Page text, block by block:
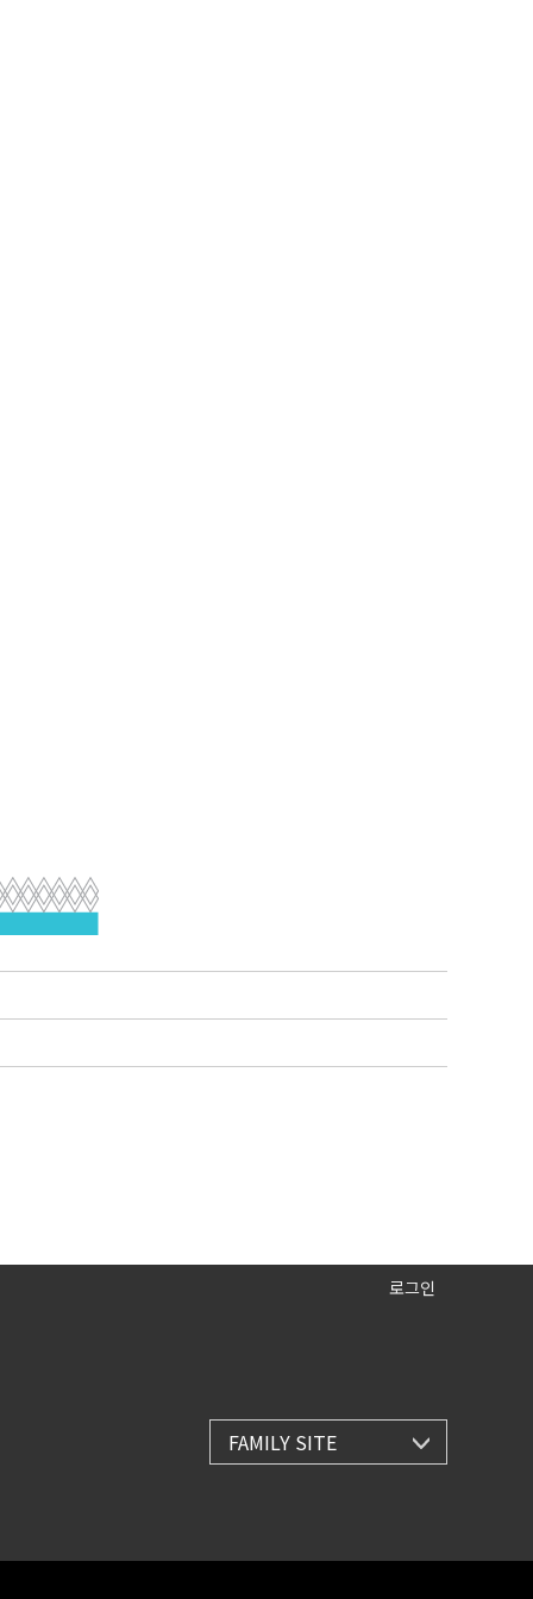
로그인
FAMILY SITE